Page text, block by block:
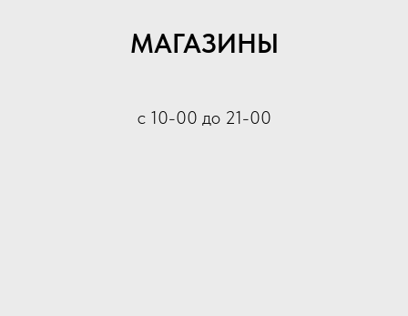
МАГАЗИНЫ
с 10-00 до 21-00